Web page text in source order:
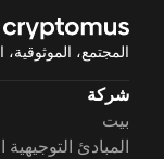
المجتمع، الموثوقية،
شركة
بيت
المبادئ التوجيهية